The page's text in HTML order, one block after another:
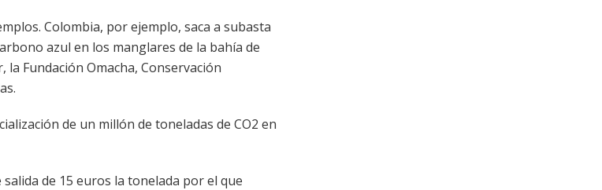
Colombia, por ejemplo, saca a subasta
azul en los manglares de la bahía de
Fundación Omacha, Conservación
de un millón de toneladas de CO2 en
de 15 euros la tonelada por el que